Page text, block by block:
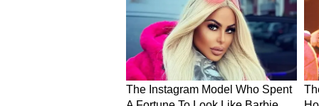
Image Credit :StockPhoto
RailOne অ্যাপে মিলবে সব
এই পরিবর্তন রেলের
RailOne অ্যাপটি এক বছরেরও
অ্যাপের মাধ্যমে যাত্রীরা টিকিট